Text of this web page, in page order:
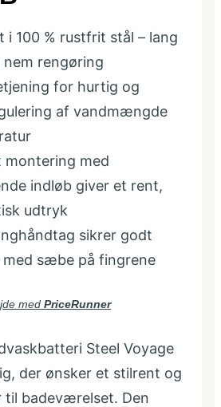
i 100 % rustfrit stål – lang
nem rengøring
for hurtig og
af vandmængde
montering med
indløb giver et rent,
udtryk
sikrer godt
med sæbe på fingrene
med PriceRunner
Steel Voyage
der ønsker et stilrent og
til badeværelset. Den